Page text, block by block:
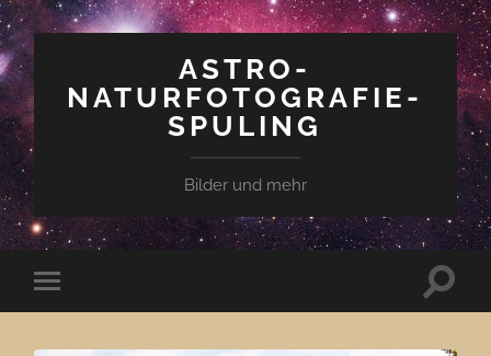
ASTRO-
NATURFOTOGRAFIE-
SPULING
Bilder und mehr
Mobile-
Menü